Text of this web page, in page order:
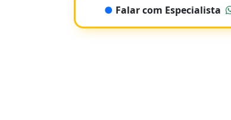
● Falar com Especialista